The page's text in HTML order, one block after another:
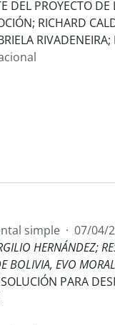
DEL PROYECTO
RICHARD
RIVADENEIRA;
simple · 07/04/
HERNÁNDEZ;
BOLIVIA, EVO
PARA